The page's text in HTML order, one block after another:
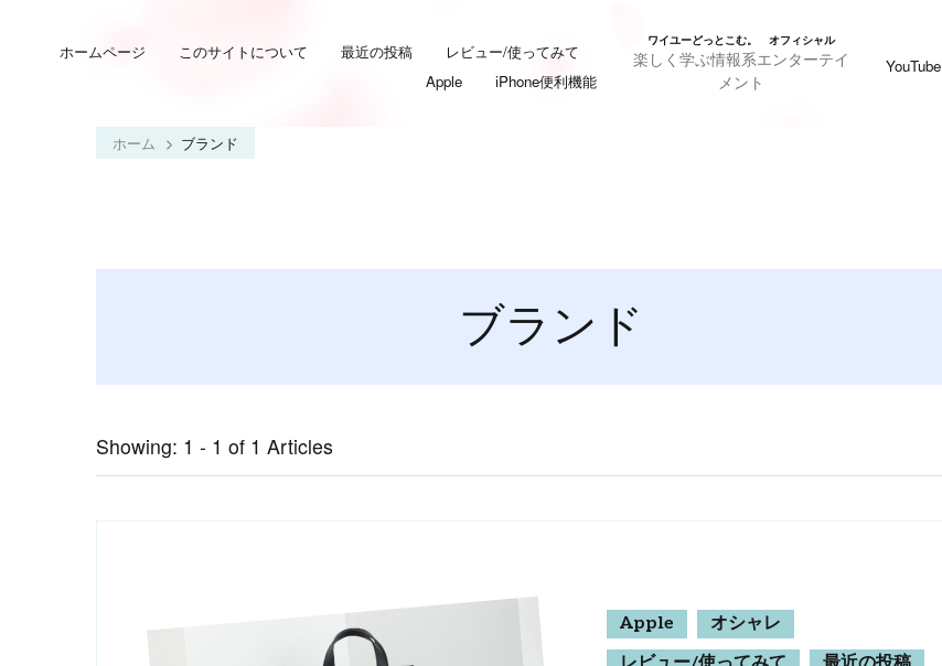
ホームページ このサイトについて 最近の投稿
レビュー/使ってみて
Apple
iPhone便利機能
YouTube
ワイユーどっとこむ。 オフィシャル
楽しく学ぶ情報系エンターテイ
メント
ホーム ブランド
ブランド
Showing: 1 - 1 of 1 Articles
Apple
オシャレ